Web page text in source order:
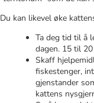
Du kan likevel øke
Ta deg tid til å
dagen. 15 til
Skaff
fiskestenger,
gjenstander
kattens